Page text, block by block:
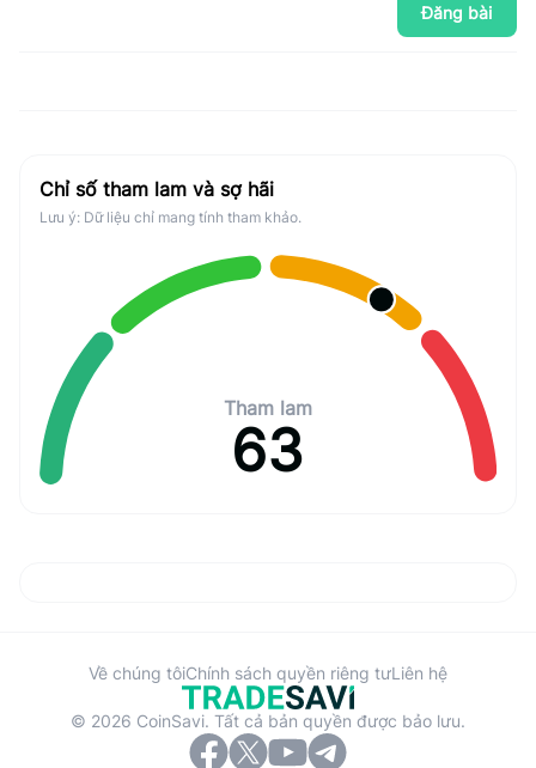
Đăng bài
Chỉ số tham lam và sợ hãi
Lưu ý: Dữ liệu chỉ mang tính tham khảo.
Tham lam
63
© 2026 CoinSavi. Tất cả bản quyền được bảo lưu.
Về chúng tôiChính sách quyền riêng tưLiên hệ